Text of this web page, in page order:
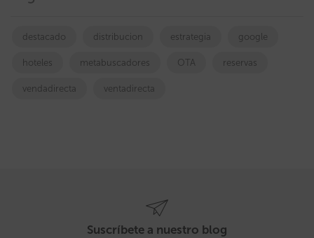
destacado distribucion estrategia google
hoteles metabuscadores OTA reservas
vendadirecta ventadirecta
Suscríbete a nuestro blog